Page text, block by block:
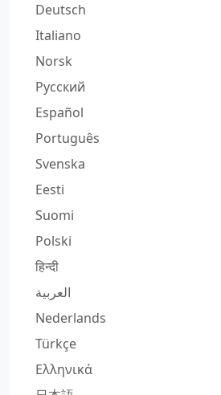
Deutsch
Italiano
Norsk
Русский
Español
Português
Svenska
Eesti
Suomi
Polski
हिन्दी
العربية
Nederlands
Türkçe
Ελληνικά